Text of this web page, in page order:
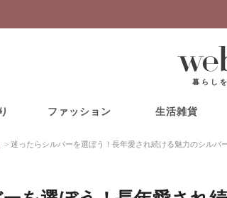
暮らし
ファッション 生活雑貨
> 迷ったらシルバーを選ぼう！長年愛され続ける魅力のシルバ